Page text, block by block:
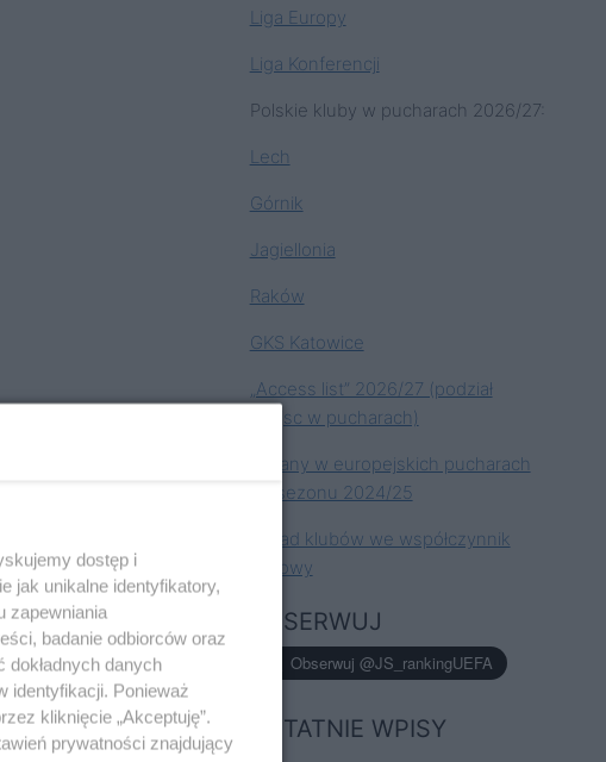
Liga Europy
Liga Konferencji
Polskie kluby w pucharach 2026/27:
Lech
Górnik
Jagiellonia
Raków
GKS Katowice
„Access list” 2026/27 (podział
miejsc w pucharach)
Zmiany w europejskich pucharach
od sezonu 2024/25
Wkład klubów we współczynnik
krajowy
OBSERWUJ
OSTATNIE WPISY
dostęp i
jak unikalne identyfikatory,
zapewniania
badanie odbiorców oraz
dokładnych danych
identyfikacji. Ponieważ
kliknięcie „Akceptuję”.
prywatności znajdujący